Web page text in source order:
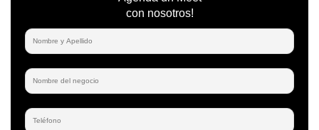
con nosotros!